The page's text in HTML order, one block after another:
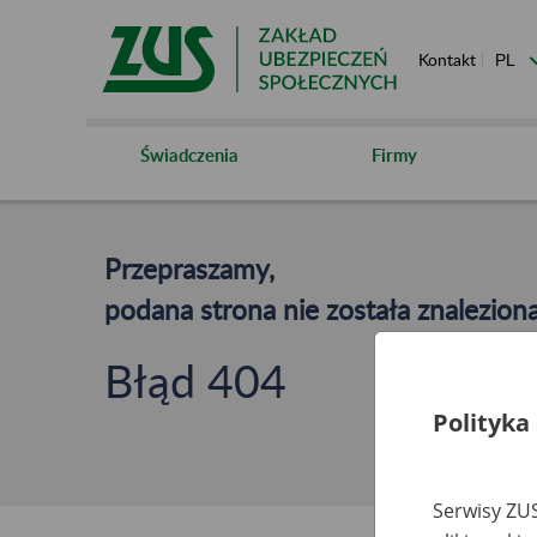
Kontakt
Świadczenia Firmy
Przepraszamy,
podana strona nie została
Błąd 404
Polityka
Serwisy